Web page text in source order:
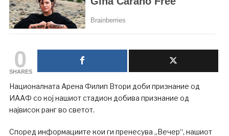
0
SHARES
Националната Арена Филип Втори доби признание од
ИААФ со кој нашиот стадион добива признание од
највисок ранг во светот.
Според информациите кои ги пренесува „Вечер“, нашиот